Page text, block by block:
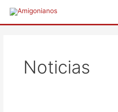
contenido
Noticias